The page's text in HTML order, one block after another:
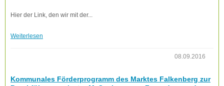
Hier der Link, den wir mit der...
Weiterlesen
08.09.2016
Kommunales Förderprogramm des Marktes Falkenberg zur